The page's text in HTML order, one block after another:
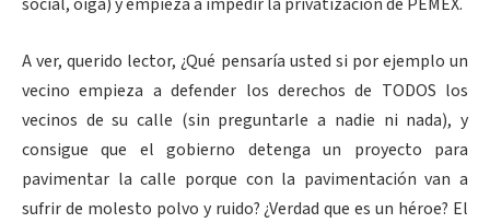
A ver, querido lector, ¿Qué pensaría usted si por ejemplo un
vecino empieza a defender los derechos de TODOS los
vecinos de su calle (sin preguntarle a nadie ni nada), y
consigue que el gobierno detenga un proyecto para
pavimentar la calle porque con la pavimentación van a
sufrir de molesto polvo y ruido? ¿Verdad que es un héroe? El